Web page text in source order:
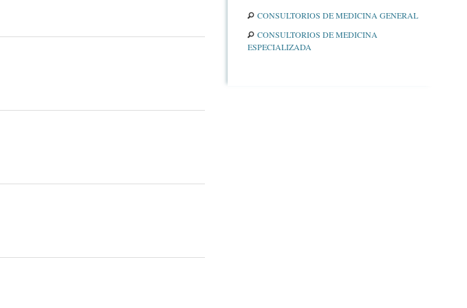
CONSULTORIOS DE MEDICINA GENERAL
CONSULTORIOS DE MEDICINA
ESPECIALIZADA